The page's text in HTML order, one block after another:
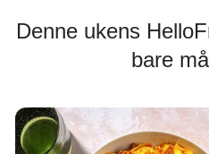
Denne ukens
bare